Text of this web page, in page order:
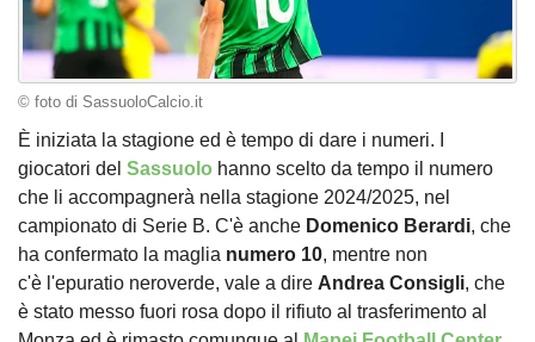
© foto di SassuoloCalcio.it
È iniziata la stagione ed è tempo di dare i numeri. I
giocatori del Sassuolo hanno scelto da tempo il numero
che li accompagnerà nella stagione 2024/2025, nel
campionato di Serie B. C'è anche Domenico Berardi, che
ha confermato la maglia numero 10, mentre non
c'è l'epuratio neroverde, vale a dire Andrea Consigli, che
è stato messo fuori rosa dopo il rifiuto al trasferimento al